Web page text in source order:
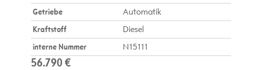
Getriebe
Automatik
Kraftstoff
Diesel
interne Nummer
N15111
56.790 €